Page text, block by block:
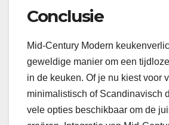
Conclusie
Mid-Century Modern
geweldige manier om een
in de keuken. Of je nu kiest voor
minimalistisch of Scandinavisch
vele opties beschikbaar om de